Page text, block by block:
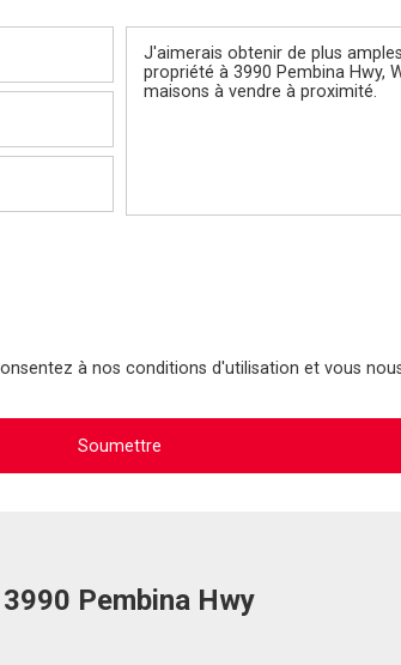
à nos conditions d'utilisation et vous
Pembina Hwy